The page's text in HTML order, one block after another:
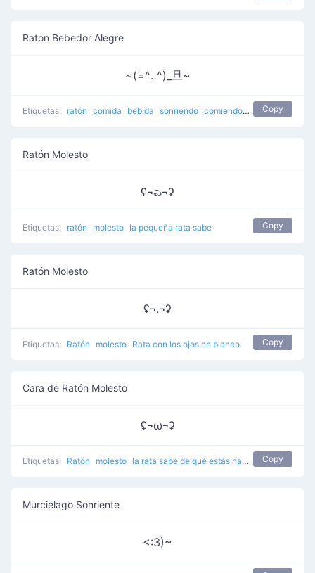
Ratón Bebedor Alegre
~(=^‥^)_旦~
Etiquetas: ratón comida bebida sonriendo comiendo bebida ratón
Copy
Ratón Molesto
ʢ¬ಎ¬ʡ
Etiquetas: ratón molesto la pequeña rata sabe Copy
Ratón Molesto
ʢ¬.¬ʡ
Etiquetas: Ratón molesto Rata con los ojos en blanco. Copy
Cara de Ratón Molesto
ʢ¬ω¬ʡ
Etiquetas: Ratón molesto la rata sabe de qué estás hablando. Copy
Murciélago Sonriente
<:3)~